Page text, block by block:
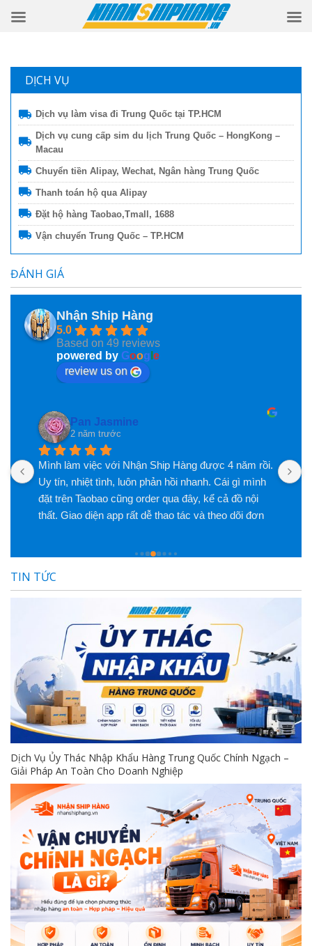
DỊCH VỤ
Dịch vụ làm visa đi Trung Quốc tại TP.HCM
Dịch vụ cung cấp sim du lịch Trung Quốc – HongKong –
Macau
Chuyển tiền Alipay, Wechat, Ngân hàng Trung Quốc
Thanh toán hộ qua Alipay
Đặt hộ hàng Taobao,Tmall, 1688
Vận chuyển Trung Quốc – TP.HCM
ĐÁNH GIÁ
Nhận Ship Hàng
5.0
Based on 49 reviews
powered by Goog e
review us on
Ngọc Tạ
2 năm trước
Kho làm việc uy tín, nhanh gọn nha mn
TIN TỨC
Dịch Vụ Ủy Thác Nhập Khẩu Hàng Trung Quốc Chính Ngạch –
Giải Pháp An Toàn Cho Doanh Nghiệp